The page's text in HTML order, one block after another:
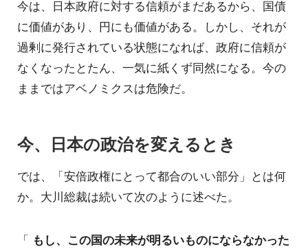
今は、日本政府に対する信頼がまだあるから、国債
に価値があり、円にも価値がある。しかし、それが
過剰に発行されている状態になれば、政府に信頼が
なくなったとたん、一気に紙くず同然になる。今の
ままではアベノミクスは危険だ。
今、日本の政治を変えるとき
では、「安倍政権にとって都合のいい部分」とは何
か。大川総裁は続いて次のように述べた。
「 もし、この国の未来が明るいものにならなかった